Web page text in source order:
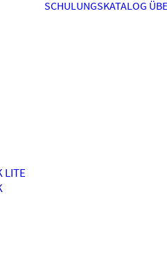
LITE
SCHULUNGSKATALOG